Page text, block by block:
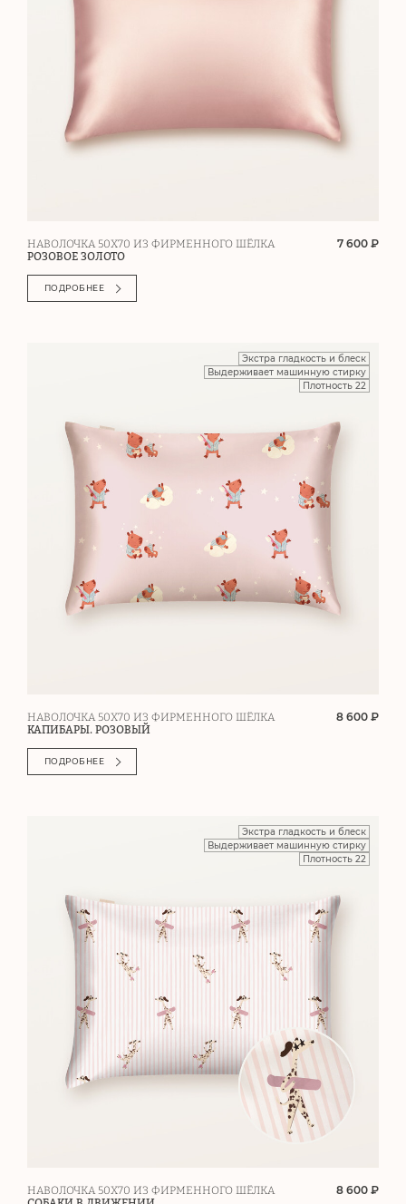
НАВОЛОЧКА 50Х70 ИЗ ФИРМЕННОГО ШЁЛКА
РОЗОВОЕ ЗОЛОТО
7 600 ₽
ПОДРОБНЕЕ
Экстра гладкость и блеск
Выдерживает машинную стирку
Плотность 22
НАВОЛОЧКА 50Х70 ИЗ ФИРМЕННОГО ШЁЛКА
КАПИБАРЫ. РОЗОВЫЙ
8 600 ₽
ПОДРОБНЕЕ
Экстра гладкость и блеск
Выдерживает машинную стирку
Плотность 22
НАВОЛОЧКА 50Х70 ИЗ ФИРМЕННОГО ШЁЛКА
8 600 ₽